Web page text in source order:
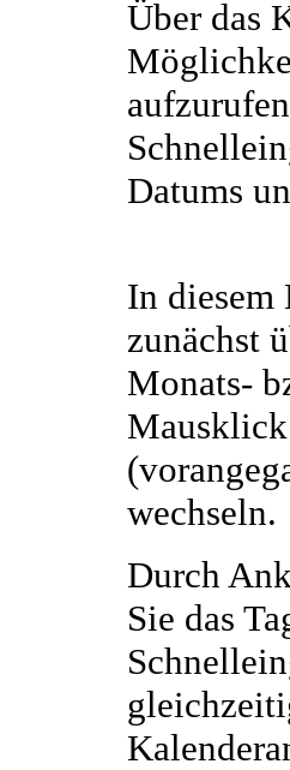
Über das
Datums
In diesem
zunächst
Monats-
wechseln.
Durch
Sie das